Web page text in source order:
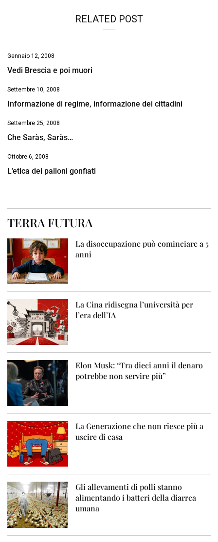
RELATED POST
Gennaio 12, 2008
Vedi Brescia e poi muori
Settembre 10, 2008
Informazione di regime, informazione dei cittadini
Settembre 25, 2008
Che Saràs, Saràs…
Ottobre 6, 2008
L’etica dei palloni gonfiati
TERRA FUTURA
La disoccupazione può cominciare a 5
anni
La Cina ridisegna l’università per
l’era dell’IA
Elon Musk: “Tra dieci anni il denaro
potrebbe non servire più”
La Generazione che non riesce più a
uscire di casa
Gli allevamenti di polli stanno
alimentando i batteri della diarrea
umana